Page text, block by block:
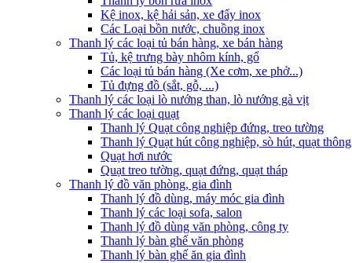
Kệ inox, kệ hải sản, xe đẩy inox
Các Loại bồn nước, chuồng inox
Thanh lý các loại tủ bán hàng, xe bán hàng
Tủ, kệ trưng bày nhôm kính, gổ
Các loại tủ bán hàng (Xe cơm, xe phở...)
Tủ đựng đồ (sắt, gỗ, ...)
Thanh lý các loại lò nướng than, lò nướng gà vịt
Thanh lý các loại quạt
Thanh lý Quạt công nghiệp đứng, treo tường
Thanh lý Quạt hút công nghiệp, sò hút, quạt
Quạt hơi nước
Quạt treo tường, quạt đứng, quạt tháp
Thanh lý đồ văn phòng, gia đình
Thanh lý đồ dùng, máy móc gia đình
Thanh lý các loại sofa, salon
Thanh lý đồ dùng văn phòng, công ty
Thanh lý bàn ghế văn phòng
Thanh lý bàn ghế ăn gia đình